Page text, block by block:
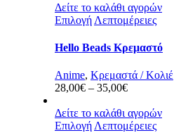
Δείτε το καλάθι αγορών
Επιλογή Λεπτομέρειες
Hello Beads Κρεμαστό
Anime, Κρεμαστά / Κολιέ
28,00€ – 35,00€Price
28,00€
through
Δείτε το καλάθι αγορών
Επιλογή Λεπτομέρειες